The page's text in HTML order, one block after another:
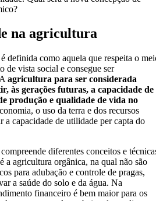
na agricultura
definida como aquela que respeita o
de vista social e consegue ser
agricultura para ser considerada
às gerações futuras, a capacidade de
produção e qualidade de vida no
o uso da terra e dos recursos
a capacidade de utilidade per capta do
diferentes conceitos e
a agricultura orgânica, na qual não são
para adubação e controle de pragas,
a saúde do solo e da água. Na
financeiro é bem maior para os